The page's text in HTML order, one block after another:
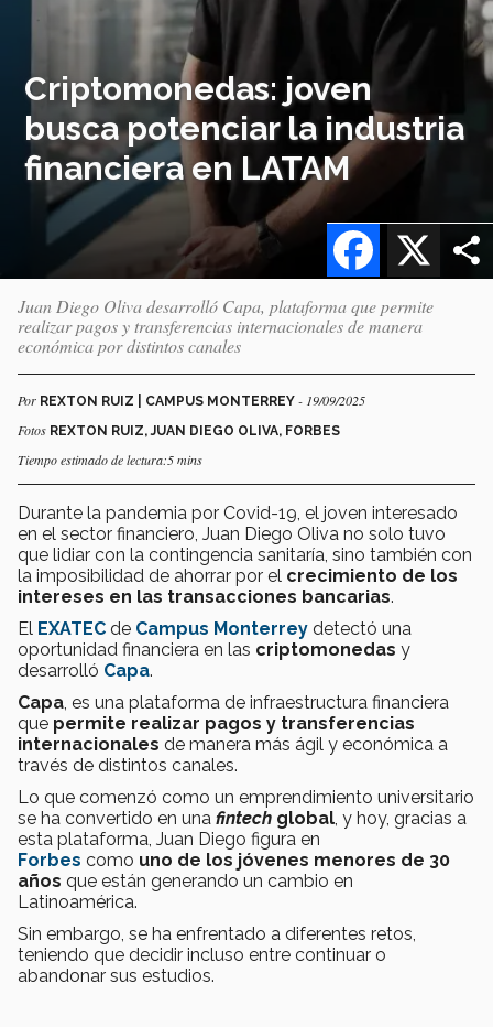
Criptomonedas: joven
busca potenciar la industria
financiera en LATAM
X
Facebook
Juan Diego Oliva desarrolló Capa, plataforma que permite
realizar pagos y transferencias internacionales de manera
económica por distintos canales
Por REXTON RUIZ | CAMPUS MONTERREY - 19/09/2025
Fotos REXTON RUIZ, JUAN DIEGO OLIVA, FORBES
Tiempo estimado de lectura:5 mins
Durante la pandemia por Covid-19, el joven interesado
en el sector financiero, Juan Diego Oliva no solo tuvo
que lidiar con la contingencia sanitaría, sino también con
la imposibilidad de ahorrar por el crecimiento de los
intereses en las transacciones bancarias.
El EXATEC de Campus Monterrey detectó una
oportunidad financiera en las criptomonedas y
desarrolló Capa.
Capa , es una plataforma de infraestructura financiera
que permite realizar pagos y transferencias
internacionales de manera más ágil y económica a
través de distintos canales.
Lo que comenzó como un emprendimiento universitario
se ha convertido en una fintech global , y hoy, gracias a
esta plataforma, Juan Diego figura en
Forbes como uno de los jóvenes menores de 30
años que están generando un cambio en
Latinoamérica.
Sin embargo, se ha enfrentado a diferentes retos,
teniendo que decidir incluso entre continuar o
abandonar sus estudios.